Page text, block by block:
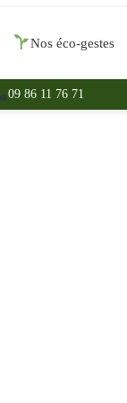
Nos éco-gestes
09 86 11 76 71